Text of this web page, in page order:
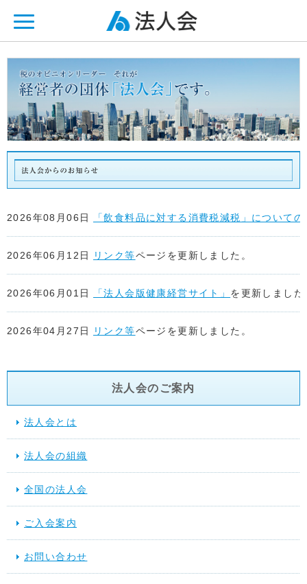
2026年08月06日 「飲食料品に対する消費税減税」について
2026年06月12日 リンク等ページを更新しました。
2026年06月01日 「法人会版健康経営サイト」 を更新しました
2026年04月27日 リンク等ページを更新しました。
2026年04月22日 リンク等ページを更新しました。
2026年04月17日 リンク等ページを更新しました。
2025年12月10日 提言活動（行動する法人会）を更新しました
2025年11月28日 スケジュールを更新しました。
法人会のご案内
法人会とは
法人会の組織
全国の法人会
ご入会案内
お問い合わせ